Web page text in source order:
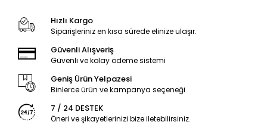
Hızlı Kargo
Siparişleriniz en kısa sürede elinize ulaşır.
Güvenli Alışveriş
Güvenli ve kolay ödeme sistemi
Geniş Ürün Yelpazesi
Binlerce ürün ve kampanya seçeneği
7 / 24 DESTEK
Öneri ve şikayetlerinizi bize iletebilirsiniz.